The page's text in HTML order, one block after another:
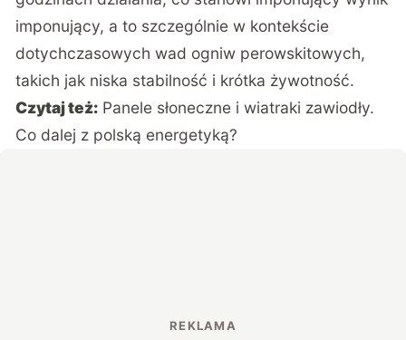
imponujący, a to szczególnie w kontekście
dotychczasowych wad ogniw perowskitowych,
takich jak niska stabilność i krótka żywotność.
Czytaj też: Panele słoneczne i wiatraki zawiodły.
Co dalej z polską energetyką?